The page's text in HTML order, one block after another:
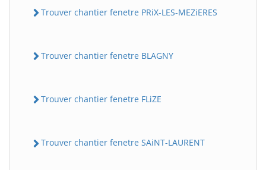
Trouver chantier fenetre PRiX-LES-MEZiERES
Trouver chantier fenetre BLAGNY
Trouver chantier fenetre FLiZE
Trouver chantier fenetre SAiNT-LAURENT